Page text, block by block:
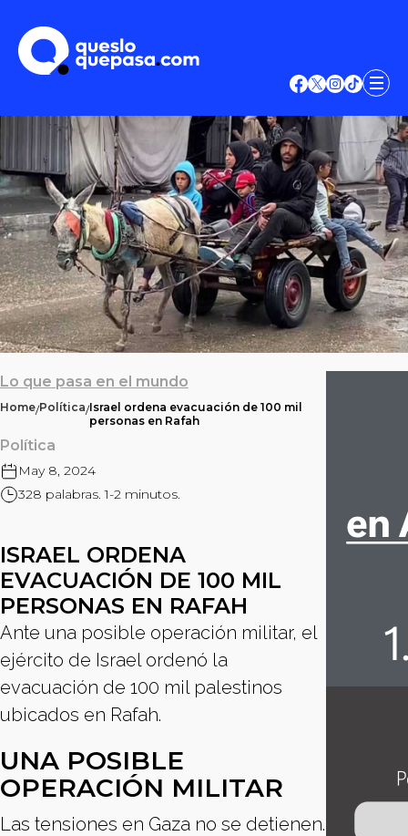
Lo que pasa en el mundo
Home/Política/Israel ordena evacuación de 100 mil
personas en Rafah
Política
May 8, 2024
328 palabras. 1-2 minutos.
ISRAEL ORDENA
EVACUACIÓN DE 100 MIL
PERSONAS EN RAFAH
Ante una posible operación militar, el
ejército de Israel ordenó la
evacuación de 100 mil palestinos
ubicados en Rafah.
UNA POSIBLE
OPERACIÓN MILITAR
Las tensiones en Gaza no se detienen.